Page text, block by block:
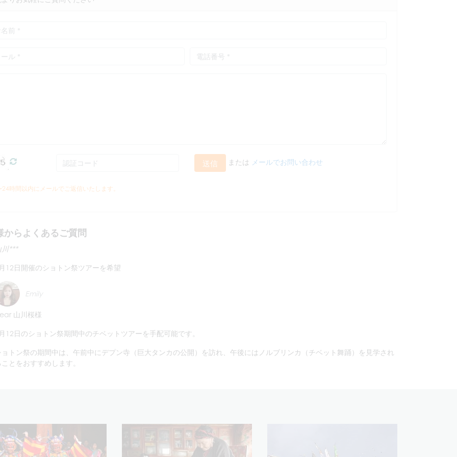
送信 または メールでお問い合わせ
24時間以内にメールでご返信いたします。
からよくあるご質問
川***
12日開催のショトン祭ツアーを希望
Emily
山川桜様
12日のショトン祭期間中のチベットツアーを手配可能です。
ョトン祭の期間中は、午前中にデプン寺（巨大タンカの公開）を訪れ、午後にはノルブリンカ（チベット舞踊）を見学され
とをおすすめします。